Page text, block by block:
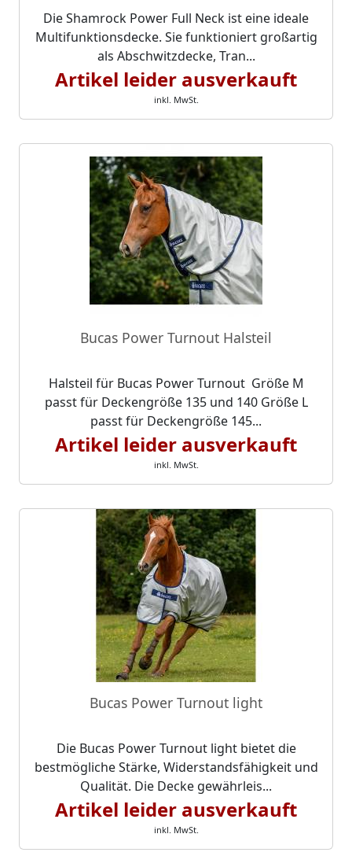
Die Shamrock Power Full Neck ist eine ideale
Multifunktionsdecke. Sie funktioniert großartig
als Abschwitzdecke, Tran...
Artikel leider ausverkauft
inkl. MwSt.
Bucas Power Turnout Halsteil
Halsteil für Bucas Power Turnout Größe M
passt für Deckengröße 135 und 140 Größe L
passt für Deckengröße 145...
Artikel leider ausverkauft
inkl. MwSt.
Bucas Power Turnout light
Die Bucas Power Turnout light bietet die
bestmögliche Stärke, Widerstandsfähigkeit und
Qualität. Die Decke gewährleis...
Artikel leider ausverkauft
inkl. MwSt.